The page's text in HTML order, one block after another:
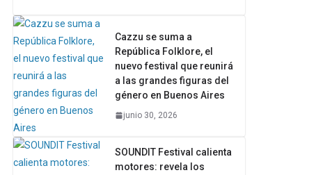
Cazzu se suma a
República Folklore, el
nuevo festival que reunirá
a las grandes figuras del
género en Buenos Aires
junio 30, 2026
SOUNDIT Festival calienta
motores: revela los